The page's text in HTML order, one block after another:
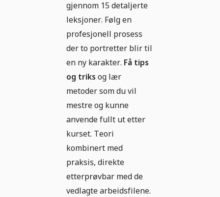
gjennom 15 detaljerte
leksjoner. Følg en
profesjonell prosess
der to portretter blir til
en ny karakter. Få tips
og triks og lær
metoder som du vil
mestre og kunne
anvende fullt ut etter
kurset. Teori
kombinert med
praksis, direkte
etterprøvbar med de
vedlagte arbeidsfilene.